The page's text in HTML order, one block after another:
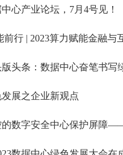
心产业论坛，7月4号见！
前行 | 2023算力赋能金融
版头条：数据中心奋笔书写
展之企业新观点
的数字安全中心保护屏障